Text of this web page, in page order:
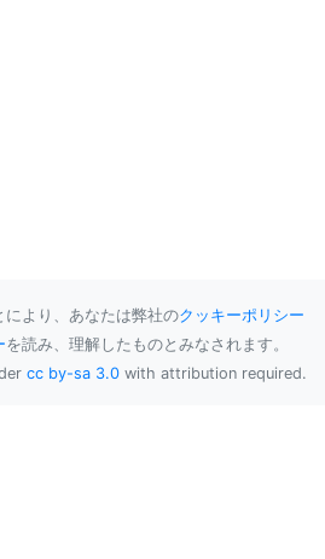
より、あなたは弊社のクッキーポリシー
を読み、理解したものとみなされます。
cc by-sa 3.0 with attribution required.